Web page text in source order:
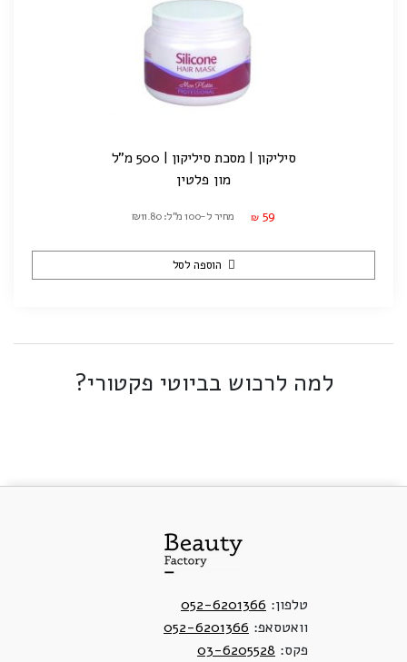
סיליקון | מסכת סיליקון | 500 מ"ל
מון פלטין
₪ 59 מחיר ל-100 מ"ל: ₪11.80
הוספה לסל
למה לרכוש בביוטי פקטורי?
טלפון: 052-6201366
וואטסאפ: 052-6201366
פקס: 03-6205528